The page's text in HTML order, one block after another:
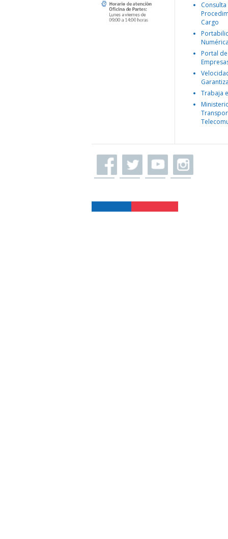
Consulta
Cargo
Portal
Trabaja